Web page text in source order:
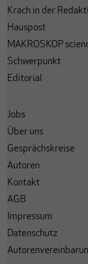
Krach in der
Hauspost
MAKROSKOP
Schwerpunkt
Editorial
Jobs
Über uns
Gesprächskreise
Autoren
Kontakt
AGB
Impressum
Datenschutz